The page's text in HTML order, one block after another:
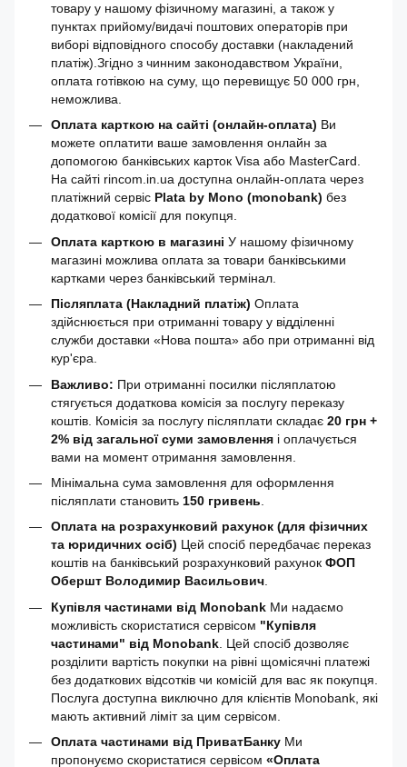
товару у нашому фізичному магазині, а також у
пунктах прийому/видачі поштових операторів при
виборі відповідного способу доставки (накладений
платіж).Згідно з чинним законодавством України,
оплата готівкою на суму, що перевищує 50 000 грн,
неможлива.
Оплата карткою на сайті (онлайн-оплата) Ви
можете оплатити ваше замовлення онлайн за
допомогою банківських карток Visa або MasterCard.
На сайті rincom.in.ua доступна онлайн-оплата через
платіжний сервіс Plata by Mono (monobank) без
додаткової комісії для покупця.
Оплата карткою в магазині У нашому фізичному
магазині можлива оплата за товари банківськими
картками через банківський термінал.
Післяплата (Накладний платіж) Оплата
здійснюється при отриманні товару у відділенні
служби доставки «Нова пошта» або при отриманні від
кур'єра.
Важливо: При отриманні посилки післяплатою
стягується додаткова комісія за послугу переказу
коштів. Комісія за послугу післяплати складає 20 грн +
2% від загальної суми замовлення і оплачується
вами на момент отримання замовлення.
Мінімальна сума замовлення для оформлення
післяплати становить 150 гривень
Оплата на розрахунковий рахунок (для фізичних
та юридичних осіб) Цей спосіб передбачає переказ
коштів на банківський розрахунковий рахунок ФОП
Обершт Володимир Васильович.
Купівля частинами від Monobank Ми надаємо
можливість скористатися сервісом "Купівля
частинами" від Monobank . Цей спосіб дозволяє
розділити вартість покупки на рівні щомісячні платежі
без додаткових відсотків чи комісій для вас як покупця.
Послуга доступна виключно для клієнтів Monobank, які
мають активний ліміт за цим сервісом.
Оплата частинами від ПриватБанку Ми
пропонуємо скористатися сервісом «Оплата